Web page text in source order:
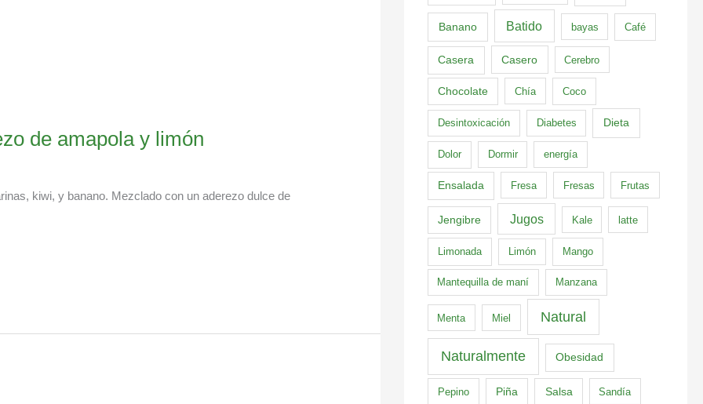
de amapola y limón
kiwi, y banano. Mezclado con un aderezo dulce de
Banano Batido bayas Café
Casera Casero Cerebro
Chocolate Chía Coco
Desintoxicación Diabetes Dieta
Dolor Dormir energía
Ensalada Fresa Fresas Frutas
Jengibre Jugos Kale latte
Limonada Limón Mango
Mantequilla de maní Manzana
Menta Miel Natural
Naturalmente Obesidad
Pepino Piña Salsa Sandía